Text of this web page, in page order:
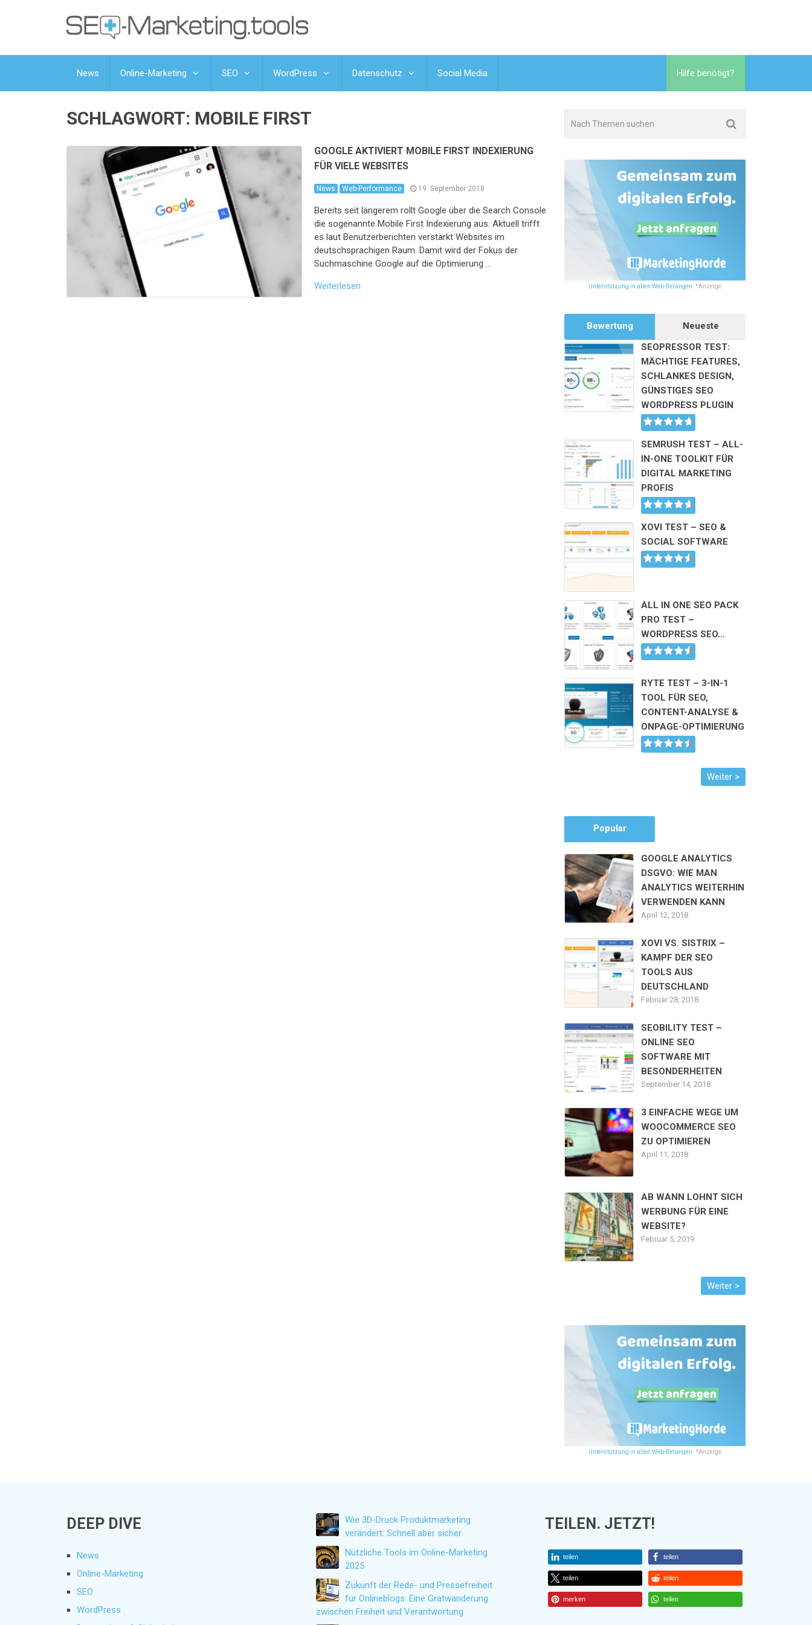
News Online-Marketing SEO WordPress Datenschutz Social Media Hilfe benötigt?
SCHLAGWORT: MOBILE FIRST
GOOGLE AKTIVIERT MOBILE FIRST INDEXIERUNG
FÜR VIELE WEBSITES
News Web-Performance 19. September 2018
Bereits seit längerem rollt Google über die Search Console
die sogenannte Mobile First Indexierung aus. Aktuell trifft
es laut Benutzerberichten verstärkt Websites im
deutschsprachigen Raum. Damit wird der Fokus der
Suchmaschine Google auf die Optimierung …
Weiterlesen Unterstützung in allen Web-Belangen. *Anzeige
Bewertung
Neueste
SEOPRESSOR TEST:
MÄCHTIGE FEATURES,
SCHLANKES DESIGN,
GÜNSTIGES SEO
WORDPRESS PLUGIN
SEMRUSH TEST – ALL-
IN-ONE TOOLKIT FÜR
DIGITAL MARKETING
PROFIS
XOVI TEST – SEO &
SOCIAL SOFTWARE
ALL IN ONE SEO PACK
PRO TEST –
WORDPRESS SEO…
RYTE TEST – 3-IN-1
TOOL FÜR SEO,
CONTENT-ANALYSE &
ONPAGE-OPTIMIERUNG
Popular
GOOGLE ANALYTICS
DSGVO: WIE MAN
ANALYTICS WEITERHIN
VERWENDEN KANN
April 12, 2018
XOVI VS. SISTRIX –
KAMPF DER SEO
TOOLS AUS
DEUTSCHLAND
Februar 28, 2018
SEOBILITY TEST –
ONLINE SEO
SOFTWARE MIT
BESONDERHEITEN
September 14, 2018
3 EINFACHE WEGE UM
WOOCOMMERCE SEO
ZU OPTIMIEREN
April 11, 2018
AB WANN LOHNT SICH
WERBUNG FÜR EINE
WEBSITE?
Februar 5, 2019
Unterstützung in allen Web-Belangen. *Anzeige
DEEP DIVE
News
Online-Marketing
SEO
WordPress
Wie 3D-Druck Produktmarketing
verändert: Schnell aber sicher
Nützliche Tools im Online-Marketing
2025
Zukunft der Rede- und Pressefreiheit
für Onlineblogs: Eine Gratwanderung
zwischen Freiheit und Verantwortung
TEILEN. JETZT!
teilen teilen
teilen teilen
merken teilen